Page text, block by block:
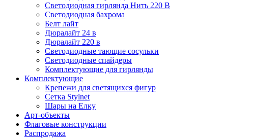
Светодиодная гирлянда Нить 220 В
Светодиодная бахрома
Белт лайт
Дюралайт 24 в
Дюралайт 220 в
Светодиодные тающие сосульки
Светодиодные спайдеры
Комплектующие для гирлянды
Комплектующие
Крепежи для светящихся фигур
Сетка Stylnet
Шары на Елку
Арт-объекты
Флаговые конструкции
Распродажа